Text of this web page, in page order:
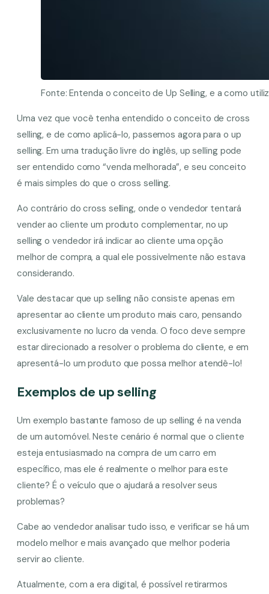
Fonte: Entenda o conceito de Up Selling, e a como
Uma vez que você tenha entendido o conceito de cross
selling, e de como aplicá-lo, passemos agora para o up
selling. Em uma tradução livre do inglês, up selling pode
ser entendido como “venda melhorada”, e seu conceito
é mais simples do que o cross selling.
Ao contrário do cross selling, onde o vendedor tentará
vender ao cliente um produto complementar, no up
selling o vendedor irá indicar ao cliente uma opção
melhor de compra, a qual ele possivelmente não estava
considerando.
Vale destacar que up selling não consiste apenas em
apresentar ao cliente um produto mais caro, pensando
exclusivamente no lucro da venda. O foco deve sempre
estar direcionado a resolver o problema do cliente, e em
apresentá-lo um produto que possa melhor atendê-lo!
Exemplos de up selling
Um exemplo bastante famoso de up selling é na venda
de um automóvel. Neste cenário é normal que o cliente
esteja entusiasmado na compra de um carro em
específico, mas ele é realmente o melhor para este
cliente? É o veículo que o ajudará a resolver seus
problemas?
Cabe ao vendedor analisar tudo isso, e verificar se há um
modelo melhor e mais avançado que melhor poderia
servir ao cliente.
Atualmente, com a era digital, é possível retirarmos